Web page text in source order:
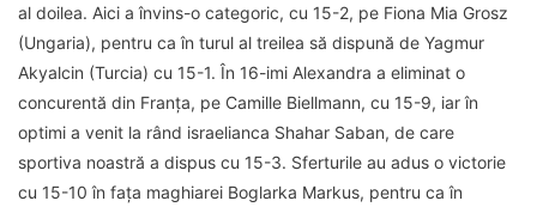
al doilea. Aici a învins-o categoric, cu 15-2, pe Fiona Mia Grosz
(Ungaria), pentru ca în turul al treilea să dispună de Yagmur
Akyalcin (Turcia) cu 15-1. În 16-imi Alexandra a eliminat o
concurentă din Franța, pe Camille Biellmann, cu 15-9, iar în
optimi a venit la rând israelianca Shahar Saban, de care
sportiva noastră a dispus cu 15-3. Sferturile au adus o victorie
cu 15-10 în fața maghiarei Boglarka Markus, pentru ca în